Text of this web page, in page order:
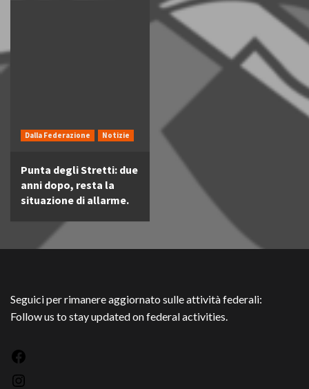
Dalla Federazione Notizie
Punta degli Stretti: due
anni dopo, resta la
situazione di allarme.
Seguici per rimanere aggiornato sulle attività federali:
Follow us to stay updated on federal activities.